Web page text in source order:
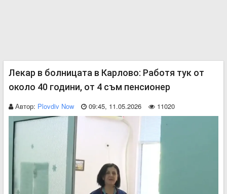
Лекар в болницата в Карлово: Работя тук от
около 40 години, от 4 съм пенсионер
Автор: Plovdiv Now 09:45, 11.05.2026 11020